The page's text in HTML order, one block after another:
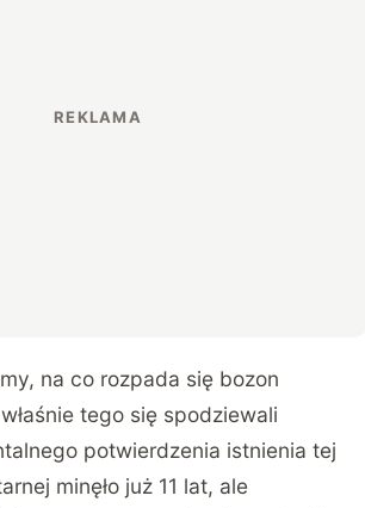
na co rozpada się bozon
tego się spodziewali
potwierdzenia istnienia tej
minęło już 11 lat, ale